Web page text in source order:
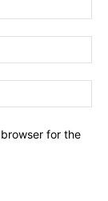
for the